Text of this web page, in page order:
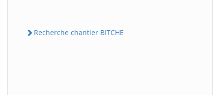
Recherche chantier BITCHE